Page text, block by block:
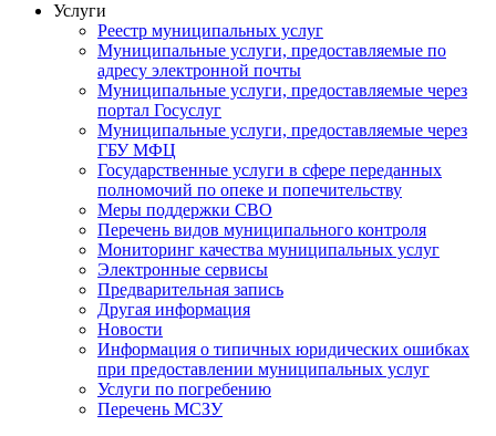
Услуги
Реестр муниципальных услуг
Муниципальные услуги, предоставляемые по
адресу электронной почты
Муниципальные услуги, предоставляемые через
портал Госуслуг
Муниципальные услуги, предоставляемые через
ГБУ МФЦ
Государственные услуги в сфере переданных
полномочий по опеке и попечительству
Меры поддержки СВО
Перечень видов муниципального контроля
Мониторинг качества муниципальных услуг
Электронные сервисы
Предварительная запись
Другая информация
Новости
Информация о типичных юридических ошибках
при предоставлении муниципальных услуг
Услуги по погребению
Перечень МСЗУ